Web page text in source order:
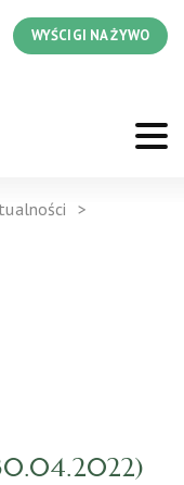
WYŚCIGI NA ŻYWO